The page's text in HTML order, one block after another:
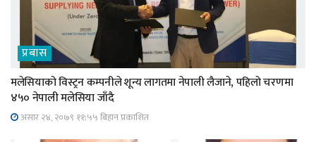
प्रबास
मलेसियाको विस्ट्रन कम्पनीले शून्य लागतमा नेपाली लैजाने, पहिलो चरणमा
४५० नेपाली मलेसिया जाँदै
असार २४, २०७९ ११;५५ बिहान प्रकाशित